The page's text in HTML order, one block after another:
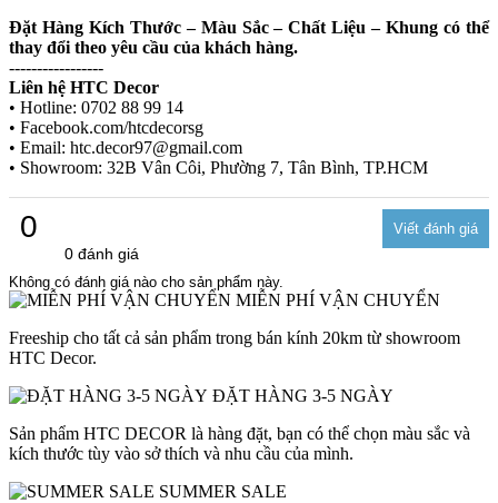
Đặt Hàng Kích Thước – Màu Sắc – Chất Liệu – Khung có thể
thay đổi theo yêu cầu của khách hàng.
-----------------
Liên hệ HTC Decor
• Hotline: 0702 88 99 14
• Facebook.com/htcdecorsg
• Email: htc.decor97@gmail.com
• Showroom: 32B Vân Côi, Phường 7, Tân Bình, TP.HCM
0
0 đánh giá
Không có đánh giá nào cho sản phẩm này.
MIỄN PHÍ VẬN CHUYỂN
Freeship cho tất cả sản phẩm trong bán kính 20km từ showroom
HTC Decor.
ĐẶT HÀNG 3-5 NGÀY
Sản phẩm HTC DECOR là hàng đặt, bạn có thể chọn màu sắc và
kích thước tùy vào sở thích và nhu cầu của mình.
SUMMER SALE